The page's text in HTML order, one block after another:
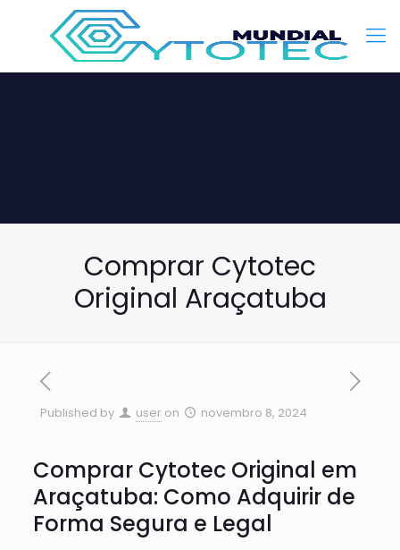
Comprar Cytotec
Original Araçatuba
Published by user on novembro 8, 2024
Comprar Cytotec Original em
Araçatuba: Como Adquirir de
Forma Segura e Legal